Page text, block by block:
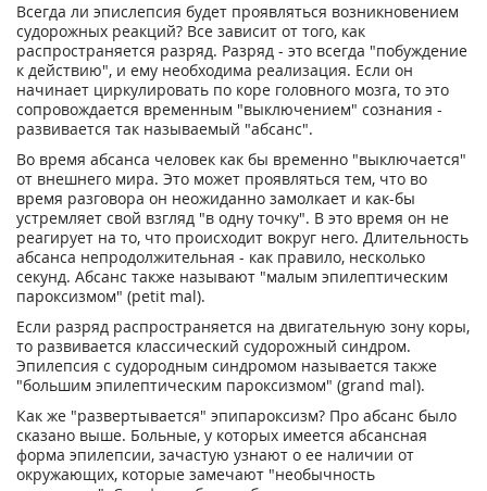
Всегда ли эпислепсия будет проявляться возникновением
судорожных реакций? Все зависит от того, как
распространяется разряд. Разряд - это всегда "побуждение
к действию", и ему необходима реализация. Если он
начинает циркулировать по коре головного мозга, то это
сопровождается временным "выключением" сознания -
развивается так называемый "абсанс".
Во время абсанса человек как бы временно "выключается"
от внешнего мира. Это может проявляться тем, что во
время разговора он неожиданно замолкает и как-бы
устремляет свой взгляд "в одну точку". В это время он не
реагирует на то, что происходит вокруг него. Длительность
абсанса непродолжительная - как правило, несколько
секунд. Абсанс также называют "малым эпилептическим
пароксизмом" (petit mal).
Если разряд распространяется на двигательную зону коры,
то развивается классический судорожный синдром.
Эпилепсия с судородным синдромом называется также
"большим эпилептическим пароксизмом" (grand mal).
Как же "развертывается" эпипароксизм? Про абсанс было
сказано выше. Больные, у которых имеется абсансная
форма эпилепсии, зачастую узнают о ее наличии от
окружающих, которые замечают "необычность